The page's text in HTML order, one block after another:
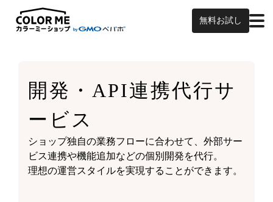
無料お試し
開発・API連携代行サ
ービス
ショップ独自の業務フローに合わせて、外部サー
ビス連携や機能追加などの個別開発を代行。
理想の運営スタイルを実現することができます。